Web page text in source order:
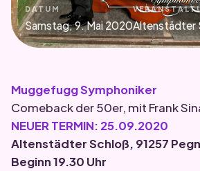
DATUM
Samstag, 9. Mai 2020Altenstädter
Muggefugg Symphoniker
Comeback der 50er, mit Frank
NEUER TERMIN: 25.09.2020
Altenstädter Schloß, 91257
Beginn 19.30 Uhr